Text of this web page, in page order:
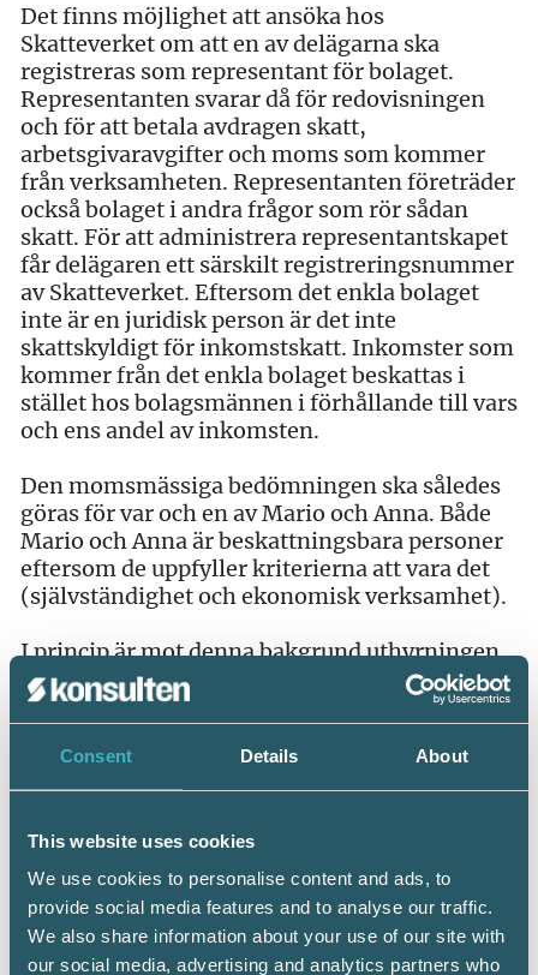
Consent Details About
This website uses cookies
We use cookies to personalise content and ads, to
provide social media features and to analyse our traffic.
We also share information about your use of our site with
our social media, advertising and analytics partners who
Det finns möjlighet att ansöka hos
Skatteverket om att en av delägarna ska
registreras som representant för bolaget.
Representanten svarar då för redovisningen
och för att betala avdragen skatt,
arbetsgivaravgifter och moms som kommer
från verksamheten. Representanten företräder
också bolaget i andra frågor som rör sådan
skatt. För att administrera representantskapet
får delägaren ett särskilt registreringsnummer
av Skatteverket. Eftersom det enkla bolaget
inte är en juridisk person är det inte
skattskyldigt för inkomstskatt. Inkomster som
kommer från det enkla bolaget beskattas i
stället hos bolagsmännen i förhållande till vars
och ens andel av inkomsten.
Den momsmässiga bedömningen ska således
göras för var och en av Mario och Anna. Både
Mario och Anna är beskattningsbara personer
eftersom de uppfyller kriterierna att vara det
(självständighet och ekonomisk verksamhet).
I princip är mot denna bakgrund uthyrningen
föremål för moms. Vidare är Mario och Anna är
betalningsskyldiga för sin respektive andel.
fråga – finns det något tillämpligt undantag
från momsskatteplikt?
Undantag för uthyrning av fastighet
Upplåtelse av fastighet är enligt huvudregeln
undantaget från momsskatteplikt,10 kap. 35 §
ML. Uthyrning i hotellrörelse och liknande är